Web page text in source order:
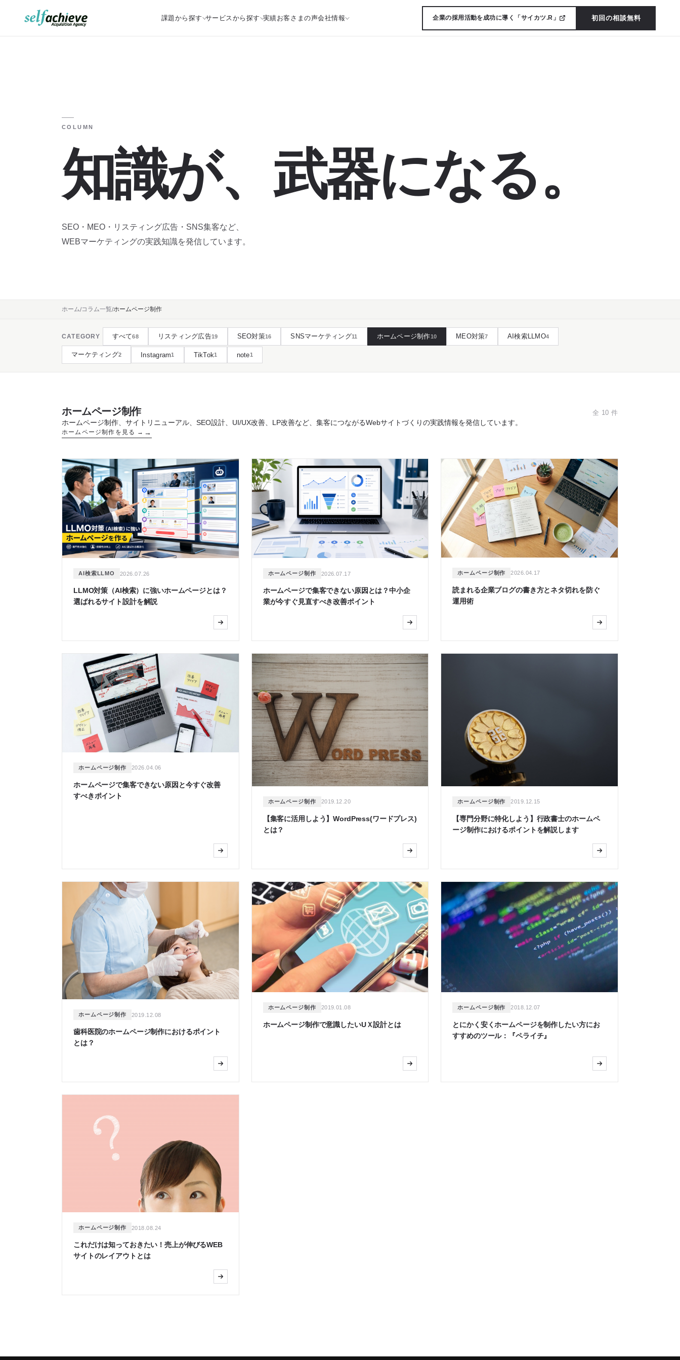
課題から探す サービスから探す 実績お客さまの声会社情報 企業の採用活動を成功に導く「サイカツ.R」 初回の相談無料
COLUMN
知識が、武器になる。
SEO・MEO・リスティング広告・SNS集客など、
WEBマーケティングの実践知識を発信しています。
ホーム コラム一覧 ホームページ制作
CATEGORY すべて68 リスティング広告19 SEO対策16 SNSマーケティング11 ホームページ制作10 MEO対策7 AI検索LLMO4
マーケティング2 Instagram1 TikTok1 note1
ホームページ制作
ホームページ制作、サイトリニューアル、SEO設計、UI/UX改善、LP改善など、集客につながるWebサイトづくりの実践情報を発信しています。
ホームページ制作を見る →
全 10 件
AI検索LLMO 2026.07.26
LLMO対策（AI検索）に強いホームページとは？
選ばれるサイト設計を解説
ホームページ制作 2026.07.17
ホームページで集客できない原因とは？中小企
業が今すぐ見直すべき改善ポイント
ホームページ制作 2026.04.17
読まれる企業ブログの書き方とネタ切れを防ぐ
運用術
ホームページ制作 2026.04.06
ホームページで集客できない原因と今すぐ改善
すべきポイント
ホームページ制作 2019.12.20
【集客に活用しよう】WordPress(ワードプレス)
とは？
ホームページ制作 2019.12.15
【専門分野に特化しよう】行政書士のホームペ
ージ制作におけるポイントを解説します
ホームページ制作 2019.12.08
歯科医院のホームページ制作におけるポイント
とは？
ホームページ制作 2019.01.08
ホームページ制作で意識したいUＸ設計とは
ホームページ制作 2018.12.07
とにかく安くホームページを制作したい方にお
すすめのツール：『ペライチ』
ホームページ制作 2018.08.24
これだけは知っておきたい！売上が伸びるWEB
サイトのレイアウトとは